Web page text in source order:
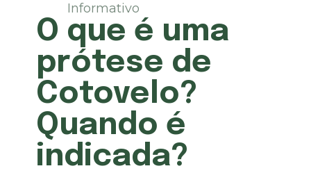
Informativo
O que é uma
prótese de
Cotovelo?
Quando é
indicada?